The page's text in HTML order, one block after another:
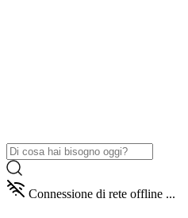
Connessione di rete offline ...